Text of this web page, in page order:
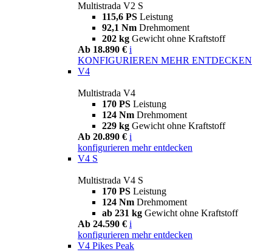
Multistrada V2 S
115,6 PS Leistung
92,1 Nm Drehmoment
202 kg Gewicht ohne Kraftstoff
Ab 18.890 € i
KONFIGURIEREN MEHR ENTDECKEN
V4
Multistrada V4
170 PS Leistung
124 Nm Drehmoment
229 kg Gewicht ohne Kraftstoff
Ab 20.890 € i
konfigurieren mehr entdecken
V4 S
Multistrada V4 S
170 PS Leistung
124 Nm Drehmoment
ab 231 kg Gewicht ohne Kraftstoff
Ab 24.590 € i
konfigurieren mehr entdecken
V4 Pikes Peak